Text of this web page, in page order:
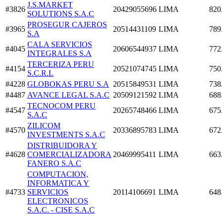
#3826
J.S.MARKET
SOLUTIONS S.A.C
20429055696 LIMA
#3965
PROSEGUR CAJEROS
S.A
20514431109 LIMA
#4045
CALA SERVICIOS
INTEGRALES S.A
20606544937 LIMA
#4154
TERCERIZA PERU
S.C.R.L
20521074745 LIMA
#4228 GLOBOKAS PERU S.A 20515849531 LIMA
#4487 AVANCE LEGAL S.A.C 20509121592 LIMA
#4547
TECNOCOM PERU
S.A.C
20265748466 LIMA
#4570
ZILICOM
INVESTMENTS S.A.C
20336895783 LIMA
#4628
DISTRIBUIDORA Y
COMERCIALIZADORA
FANERO S.A.C
20469995411 LIMA
#4733
COMPUTACION,
INFORMATICA Y
SERVICIOS
ELECTRONICOS
S.A.C. - CISE S.A.C
20114106691 LIMA